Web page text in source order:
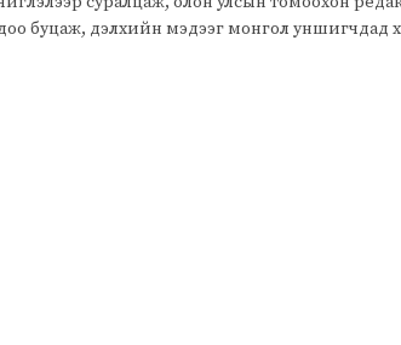
буцаж, дэлхийн мэдээг монгол уншигчдад